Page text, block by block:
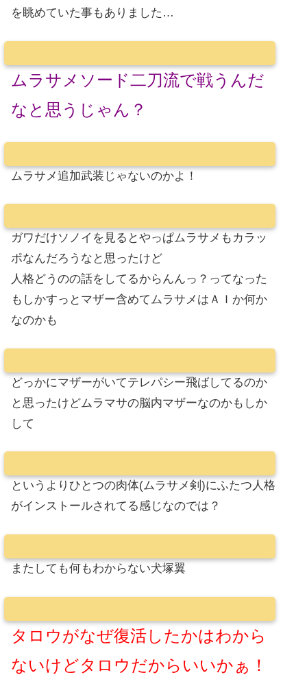
を眺めていた事もありました…
ムラサメソード二刀流で戦うんだ
なと思うじゃん？
ムラサメ追加武装じゃないのかよ！
ガワだけソノイを見るとやっぱムラサメもカラッ
ポなんだろうなと思ったけど
人格どうのの話をしてるからんんっ？ってなった
もしかすっとマザー含めてムラサメはＡＩか何か
なのかも
どっかにマザーがいてテレパシー飛ばしてるのか
と思ったけどムラマサの脳内マザーなのかもしか
して
というよりひとつの肉体(ムラサメ剣)にふたつ人格
がインストールされてる感じなのでは？
またしても何もわからない犬塚翼
タロウがなぜ復活したかはわから
ないけどタロウだからいいかぁ！